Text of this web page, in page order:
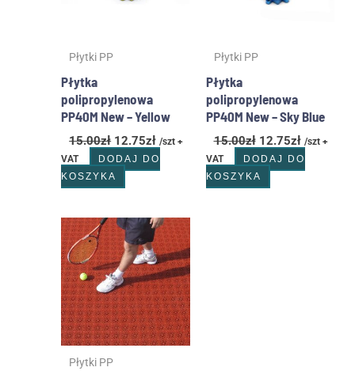
Płytki PP
Płytka
polipropylenowa
PP40M New – Yellow
15.00zł 12.75zł /szt +
VAT
DODAJ DO
KOSZYKA
Płytki PP
Płytka
polipropylenowa
PP40M New – Sky Blue
15.00zł 12.75zł /szt +
VAT
DODAJ DO
KOSZYKA
Płytki PP
Ten
produkt
ma
wiele
wariantów.
Opcje
można
wybrać